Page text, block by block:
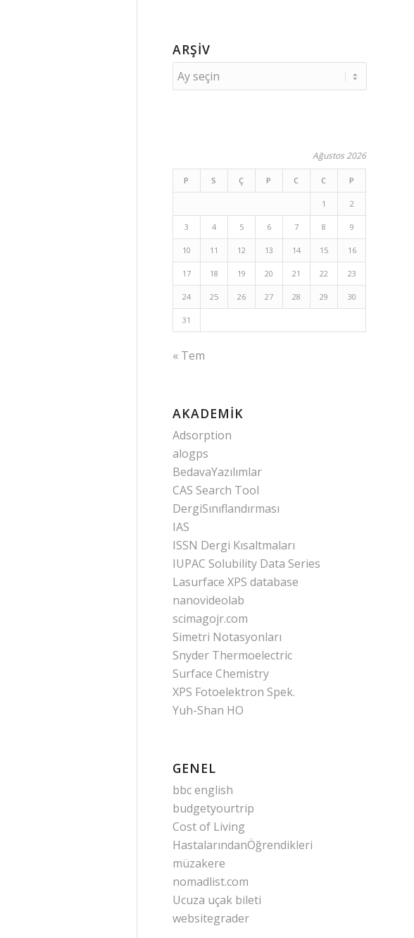
ARŞIV
Ağustos 2026
P S Ç P C C P
1 2
3 4 5 6 7 8 9
10 11 12 13 14 15 16
17 18 19 20 21 22 23
24 25 26 27 28 29 30
31
« Tem
AKADEMIK
Adsorption
alogps
BedavaYazılımlar
CAS Search Tool
DergiSınıflandırması
IAS
ISSN Dergi Kısaltmaları
IUPAC Solubility Data Series
Lasurface XPS database
nanovideolab
scimagojr.com
Simetri Notasyonları
Snyder Thermoelectric
Surface Chemistry
XPS Fotoelektron Spek.
Yuh-Shan HO
GENEL
bbc english
budgetyourtrip
Cost of Living
HastalarındanÖğrendikleri
müzakere
nomadlist.com
Ucuza uçak bileti
websitegrader